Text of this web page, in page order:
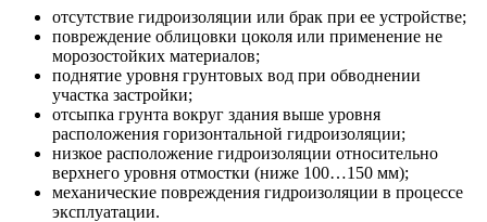
отсутствие гидроизоляции или брак при ее устройстве;
повреждение облицовки цоколя или применение не
морозостойких материалов;
поднятие уровня грунтовых вод при обводнении
участка застройки;
отсыпка грунта вокруг здания выше уровня
расположения горизонтальной гидроизоляции;
низкое расположение гидроизоляции относительно
верхнего уровня отмостки (ниже 100…150 мм);
механические повреждения гидроизоляции в процессе
эксплуатации.